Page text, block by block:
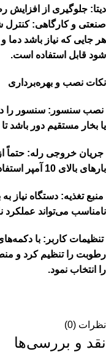
دیتا: جلوگیری از
صنعتی و کارگاهی: کنترل
هر جایی که نیاز باشد
شود قابل استفاده است.
نکات نصب و بهره‌برداری
نصب سنسور: سنسور را در
یا بخار مستقیم دور باشد
جریان خروجی رله: حتماً
بارهای بالای 10 آمپر استفاده کنید.
نامناسب می‌تواند عملکرد
تنظیمات کاربر: با
رطوبت را تنظیم کرد و
را انتخاب نمود.
نظرات (0)
نقد و بررسی‌ها